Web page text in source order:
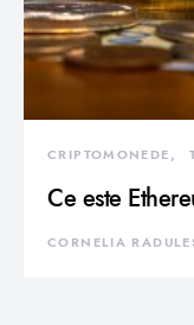
CRIPTOMONEDE
Ce este
CORNELIA